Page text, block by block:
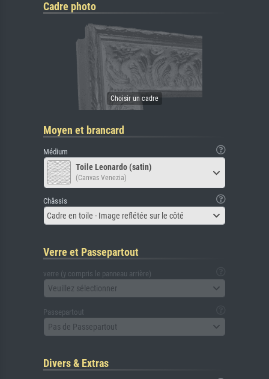
Cadre photo
Moyen et brancard
Médium
Toile Leonardo (satin)
(Canvas Venezia)
Châssis
Cadre en toile - Image reflétée sur le côté
Verre et Passepartout
verre (y compris le panneau arrière)
Veuillez sélectionner
Passepartout
Pas de Passepartout
Divers & Extras